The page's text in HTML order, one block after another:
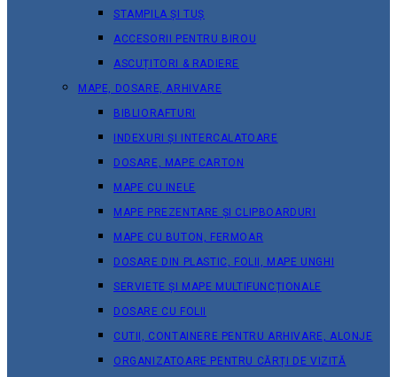
STAMPILA ȘI TUȘ
ACCESORII PENTRU BIROU
ASCUȚITORI & RADIERE
MAPE, DOSARE, ARHIVARE
BIBLIORAFTURI
INDEXURI ȘI INTERCALATOARE
DOSARE, MAPE CARTON
MAPE CU INELE
MAPE PREZENTARE ȘI CLIPBOARDURI
MAPE CU BUTON, FERMOAR
DOSARE DIN PLASTIC, FOLII, MAPE UNGHI
SERVIETE ȘI MAPE MULTIFUNCȚIONALE
DOSARE CU FOLII
CUTII, CONTAINERE PENTRU ARHIVARE, ALONJE
ORGANIZATOARE PENTRU CĂRȚI DE VIZITĂ